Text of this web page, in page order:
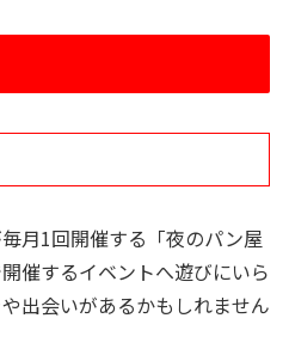
月1回開催する「夜のパン屋
催するイベントへ遊びにいら
出会いがあるかもしれません